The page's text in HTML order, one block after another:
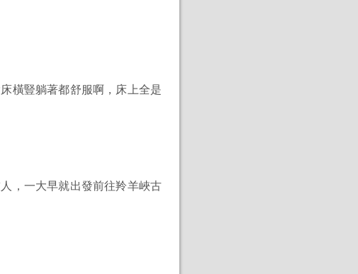
橫豎躺著都舒服啊，床上全是
，一大早就出發前往羚羊峽古